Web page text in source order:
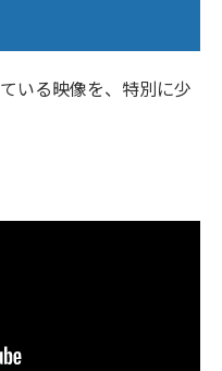
いる映像を、特別に少